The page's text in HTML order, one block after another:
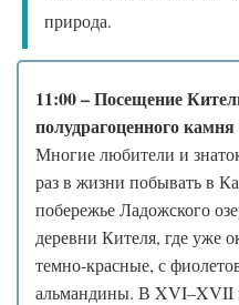
природа.
11:00 – Посещение
полудрагоценного камня
Многие любители и
раз в жизни побывать в
побережье Ладожского
деревни Кителя, где уже
темно-красные, с
альмандины. В XVI–XVII